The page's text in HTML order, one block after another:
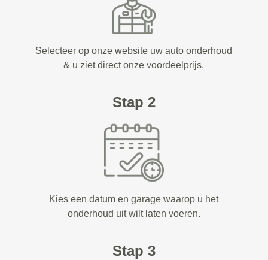
Selecteer op onze website uw auto onderhoud
& u ziet direct onze voordeelprijs.
Stap 2
Kies een datum en garage waarop u het
onderhoud uit wilt laten voeren.
Stap 3